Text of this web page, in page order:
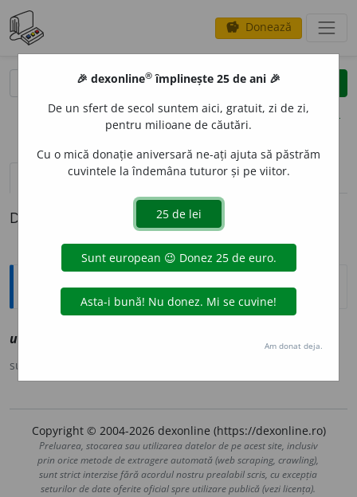
savings Donează
clear
opțiuni
definiții (1)
Definiția cu ID-ul 1214991:
Explicative DEX
univ
sursa:
Copyright © 2004-2026 dexonline (https://dexonline.ro)
Preluarea, stocarea sau utilizarea datelor de pe acest site, inclusiv
prin orice metode de extragere automată (web scraping, crawling),
sunt strict interzise fără acordul nostru prealabil scris, cu excepția
seturilor de date oferite oficial spre utilizare publică (vezi licența).
🎉 dexonline® împlinește 25 de ani 🎉
De un sfert de secol suntem aici, gratuit, zi de zi,
pentru milioane de căutări.
Cu o mică donație aniversară ne-ați ajuta să păstrăm
cuvintele la îndemâna tuturor și pe viitor.
Am donat deja.